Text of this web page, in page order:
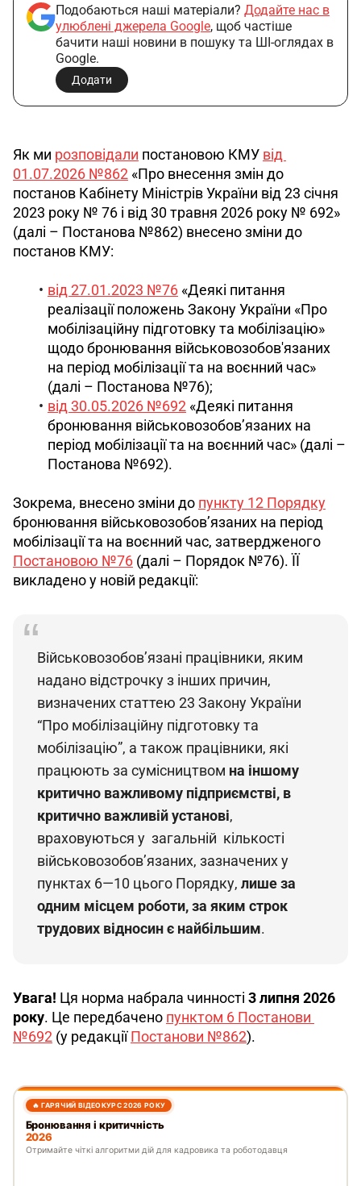
Подобаються наші матеріали? Додайте нас в
улюблені джерела Google, щоб частіше
бачити наші новини в пошуку та ШІ-оглядах в
Google.
Додати
Як ми розповідали постановою КМУ від
01.07.2026 №862 «Про внесення змін до
постанов Кабінету Міністрів України від 23 січня
2023 року № 76 і від 30 травня 2026 року № 692»
(далі – Постанова №862) внесено зміни до
постанов КМУ:
від 27.01.2023 №76 «Деякі питання
реалізації положень Закону України «Про
мобілізаційну підготовку та мобілізацію»
щодо бронювання військовозобов'язаних
на період мобілізації та на воєнний час»
(далі – Постанова №76);
від 30.05.2026 №692 «Деякі питання
бронювання військовозобов’язаних на
період мобілізації та на воєнний час» (далі –
Постанова №692).
Зокрема, внесено зміни до пункту 12 Порядку
бронювання військовозобов’язаних на період
мобілізації та на воєнний час, затвердженого
Постановою №76 (далі – Порядок №76). ЇЇ
викладено у новій редакції:
Військовозобов’язані працівники, яким
надано відстрочку з інших причин,
визначених статтею 23 Закону України
“Про мобілізаційну підготовку та
мобілізацію”, а також працівники, які
працюють за сумісництвом на іншому
критично важливому підприємстві, в
критично важливій установі,
враховуються у  загальній  кількості
військовозобов’язаних, зазначених у
пунктах 6—10 цього Порядку, лише за
одним місцем роботи, за яким строк
трудових відносин є найбільшим.
Увага! Ця норма набрала чинності 3 липня 2026
року. Це передбачено пунктом 6 Постанови
№692 (у редакції Постанови №862).